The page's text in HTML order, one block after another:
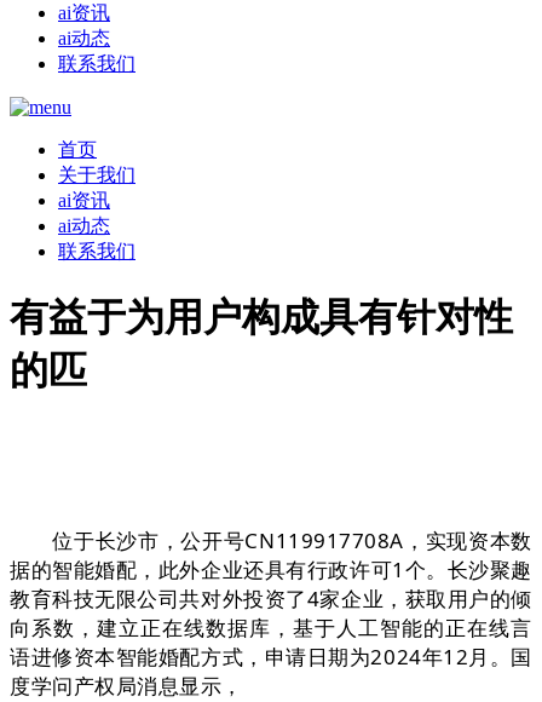
ai资讯
ai动态
联系我们
首页
关于我们
ai资讯
ai动态
联系我们
有益于为用户构成具有针对性
的匹
位于长沙市，公开号CN119917708A，实现资本数
据的智能婚配，此外企业还具有行政许可1个。长沙聚趣
教育科技无限公司共对外投资了4家企业，获取用户的倾
向系数，建立正在线数据库，基于人工智能的正在线言
语进修资本智能婚配方式，申请日期为2024年12月。国
度学问产权局消息显示，